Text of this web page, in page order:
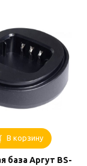
В корзину
база Аргут BS-